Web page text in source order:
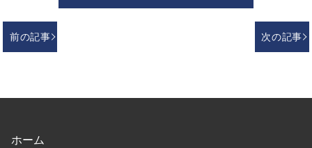
前の記事 次の記事
ホーム